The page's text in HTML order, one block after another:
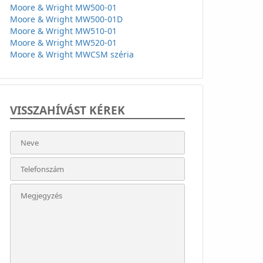
Moore & Wright MW500-01
Moore & Wright MW500-01D
Moore & Wright MW510-01
Moore & Wright MW520-01
Moore & Wright MWCSM széria
VISSZAHÍVÁST KÉREK